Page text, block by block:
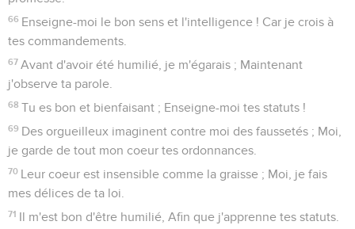
66 Enseigne-moi le bon sens et l'intelligence ! Car je crois à
tes commandements.
67 Avant d'avoir été humilié, je m'égarais ; Maintenant
j'observe ta parole.
68 Tu es bon et bienfaisant ; Enseigne-moi tes statuts !
69 Des orgueilleux imaginent contre moi des faussetés ; Moi,
je garde de tout mon coeur tes ordonnances.
70 Leur coeur est insensible comme la graisse ; Moi, je fais
mes délices de ta loi.
71 Il m'est bon d'être humilié, Afin que j'apprenne tes statuts.